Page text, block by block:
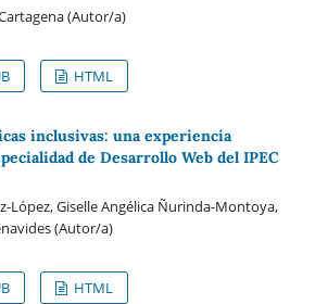
(Autor/a)
HTML
inclusivas: una experiencia
de Desarrollo Web del IPEC
López, Giselle Angélica Ñurinda-Montoya,
(Autor/a)
HTML